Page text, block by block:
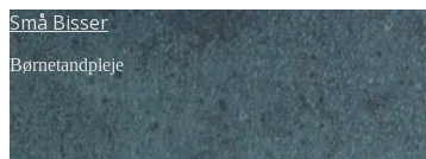
Små Bisser
Børnetandpleje